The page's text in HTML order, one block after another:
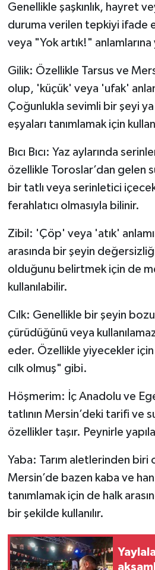
Genellikle şaşkınlık, hayret
duruma verilen tepkiyi ifade
veya "Yok artık!" anlamlarına
Gilik: Özellikle Tarsus ve
olup, 'küçük' veya 'ufak'
Çoğunlukla sevimli bir şeyi
eşyaları tanımlamak için
Bıcı Bıcı: Yaz aylarında
özellikle Toroslar’dan gelen
bir tatlı veya serinletici
ferahlatıcı olmasıyla bilinir.
Zibil: 'Çöp' veya 'atık'
arasında bir şeyin
olduğunu belirtmek için de
kullanılabilir.
Cılk: Genellikle bir şeyin
çürüdüğünü veya
eder. Özellikle yiyecekler için
cılk olmuş" gibi.
Höşmerim: İç Anadolu ve
tatlının Mersin’deki tarifi ve
özellikler taşır. Peynirle
Yaba: Tarım aletlerinden biri
Mersin’de bazen kaba ve
tanımlamak için de halk
bir şekilde kullanılır.